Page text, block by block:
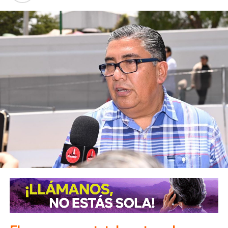
paciente es escuchado, que una familia encuentra
esperanza y que una comunidad avanza”, expresó, al
destacar que elCentroimpulsa una nueva cultura en torno
al bienestar emocional, promoviendo el mensaje de que
pedir ayuda es un derecho y un paso fundamental para
Estela Arriagarecordó que anteriormente elDIFofrecía
atención psicológica individual, grupal, familiar y de pareja;
sin embargo, ante la creciente demanda de estos
servicios, se tomó la decisión, con el impulso delalcalde